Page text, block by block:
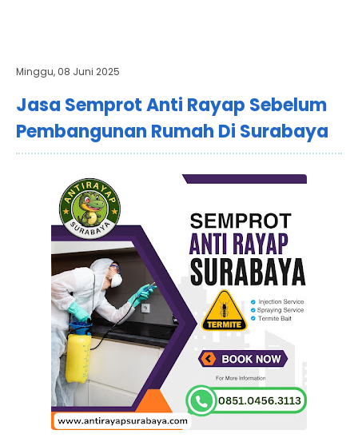
Minggu, 08 Juni 2025
Jasa Semprot Anti Rayap Sebelum
Pembangunan Rumah Di Surabaya